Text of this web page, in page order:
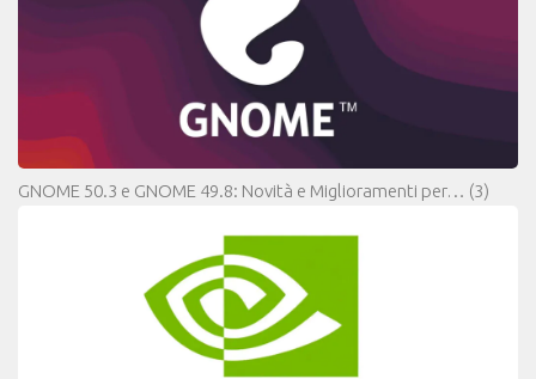
GNOME 50.3 e GNOME 49.8: Novità e Miglioramenti per… (3)